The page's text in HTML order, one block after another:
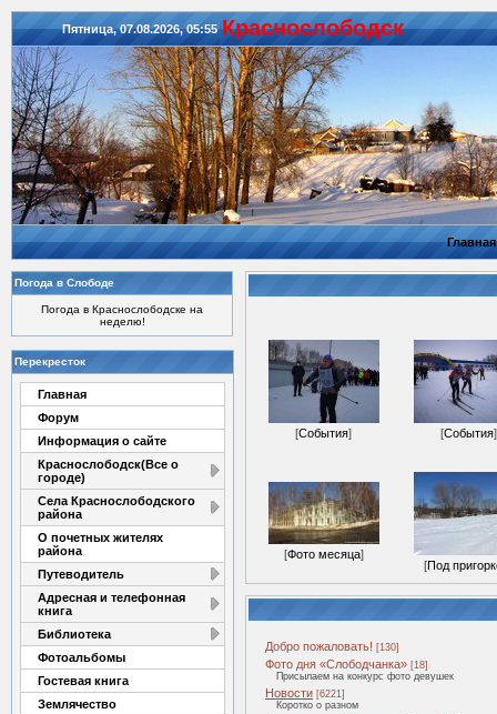
Пятница, 07.08.2026, 05:55 Красноcлободск
Главная
Погода в Слободе
Погода в Краснослободске на
неделю!
Перекресток
Главная
Форум
Информация о сайте
Краснослободск(Все о
городе)
Села Краснослободского
района
О почетных жителях
района
Путеводитель
Адресная и телефонная
книга
Библиотека
Фотоальбомы
Гостевая книга
Землячество
[События] [События]
[Фото месяца]
[Под
Добро пожаловать! [130]
Фото дня «Слободчанка» [18]
Присылаем на конкурс фото девушек
Новости [6221]
Коротко о разном